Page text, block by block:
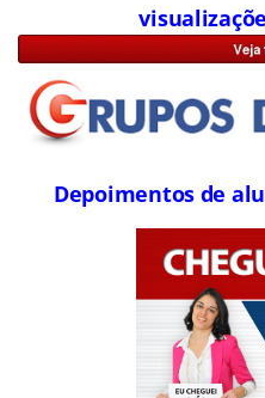
Depoimentos de